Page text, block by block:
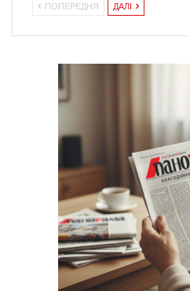
ПОПЕРЕДНЯ ДАЛІ